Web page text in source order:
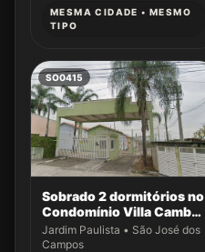
MESMA CIDADE • MESMO
TIPO
SO0415
Sobrado 2 dormitórios no
Condomínio Villa Cambuí
- Casa 009
Jardim Paulista • São José dos
Campos